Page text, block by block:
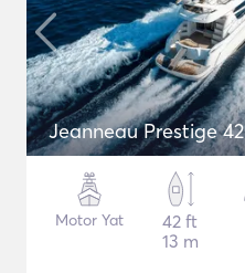
Jeanneau Prestige 42
Motor Yat
42 ft
13 m